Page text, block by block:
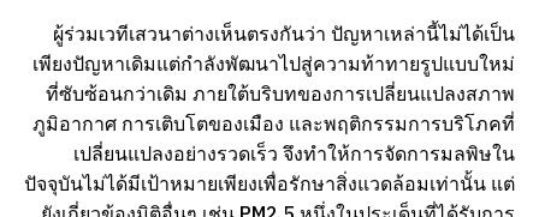
ผู้ร่วมเวทีเสวนาต่างเห็นตรงกันว่า ปัญหาเหล่านี้ไม่ได้เป็น
เพียงปัญหาเดิมแต่กำลังพัฒนาไปสู่ความท้าทายรูปแบบใหม่
ที่ซับซ้อนกว่าเดิม ภายใต้บริบทของการเปลี่ยนแปลงสภาพ
ภูมิอากาศ การเติบโตของเมือง และพฤติกรรมการบริโภคที่
เปลี่ยนแปลงอย่างรวดเร็ว จึงทำให้การจัดการมลพิษใน
ปัจจุบันไม่ได้มีเป้าหมายเพียงเพื่อรักษาสิ่งแวดล้อมเท่านั้น แต่